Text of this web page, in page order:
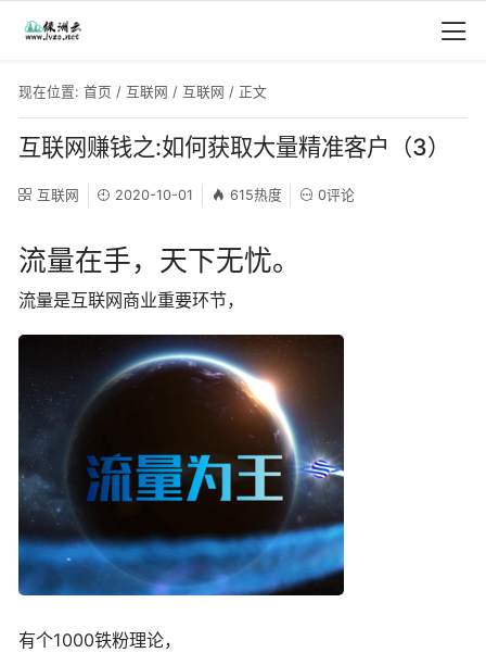
现在位置: 首页 / 互联网 / 互联网 / 正文
互联网赚钱之:如何获取大量精准客户（3）
互联网 2020-10-01 615热度 0评论
流量在手，天下无忧。
流量是互联网商业重要环节，
有个1000铁粉理论，